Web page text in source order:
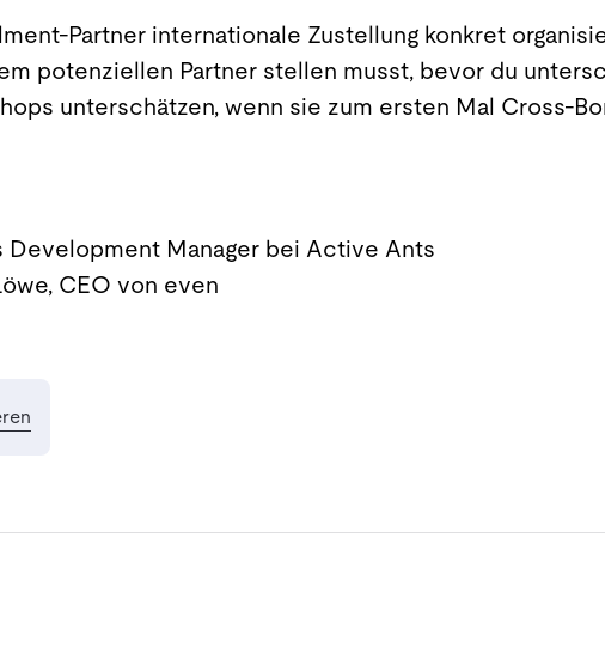
Partner internationale Zustellung konkret
potenziellen Partner stellen musst, bevor du
unterschätzen, wenn sie zum ersten Mal Cross-
Development Manager bei Active Ants
CEO von even